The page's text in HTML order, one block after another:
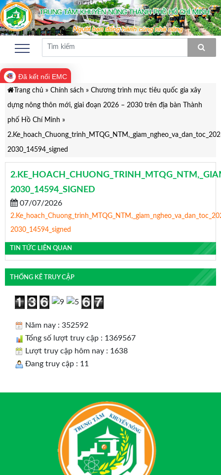
Đã kết nối EMC
Trang chủ » Chính sách » Chương trình mục tiêu quốc gia xây
dựng nông thôn mới, giai đoạn 2026 – 2030 trên địa bàn Thành
phố Hồ Chí Minh »
2030_14594_signed
2030_14594_SIGNED
07/07/2026
2030_14594_signed
TIN TỨC LIÊN QUAN
THỐNG KÊ TRUY CẬP
Năm nay : 352592
Tổng số lượt truy cập : 1369567
Lượt truy cập hôm nay : 1638
Đang truy cập : 11